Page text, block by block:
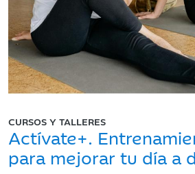
CURSOS Y TALLERES
Actívate+.
para mejorar tu día a